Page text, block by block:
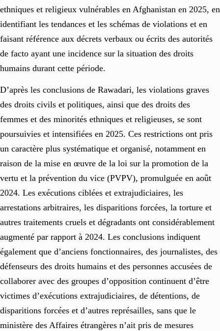
ethniques et religieux vulnérables en Afghanistan en 2025, en
identifiant les tendances et les schémas de violations et en
faisant référence aux décrets verbaux ou écrits des autorités
de facto ayant une incidence sur la situation des droits
humains durant cette période.
D’après les conclusions de Rawadari, les violations graves
des droits civils et politiques, ainsi que des droits des
femmes et des minorités ethniques et religieuses, se sont
poursuivies et intensifiées en 2025. Ces restrictions ont pris
un caractère plus systématique et organisé, notamment en
raison de la mise en œuvre de la loi sur la promotion de la
vertu et la prévention du vice (PVPV), promulguée en août
2024. Les exécutions ciblées et extrajudiciaires, les
arrestations arbitraires, les disparitions forcées, la torture et
autres traitements cruels et dégradants ont considérablement
augmenté par rapport à 2024. Les conclusions indiquent
également que d’anciens fonctionnaires, des journalistes, des
défenseurs des droits humains et des personnes accusées de
collaborer avec des groupes d’opposition continuent d’être
victimes d’exécutions extrajudiciaires, de détentions, de
disparitions forcées et d’autres représailles, sans que le
ministère des Affaires étrangères n’ait pris de mesures